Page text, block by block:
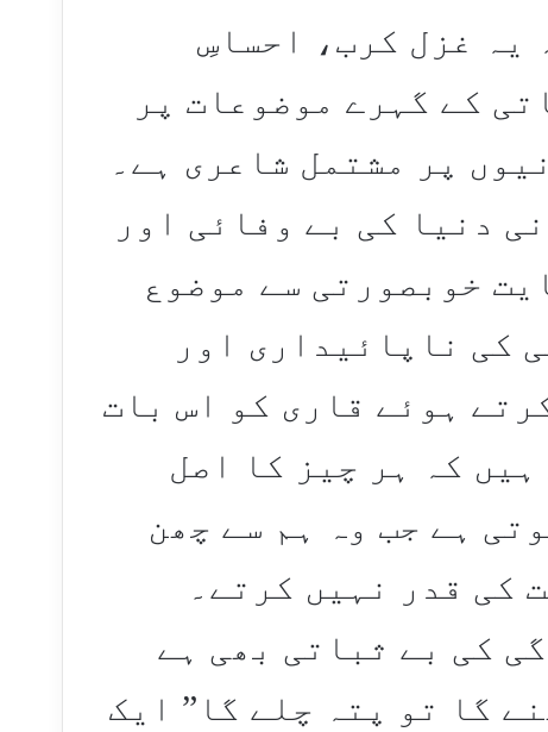
یہ غزل کرب، احساسِ
کے گہرے موضوعات پر
پر مشتمل شاعری ہے۔
دنیا کی بے وفائی اور
خوبصورتی سے موضوع
کی ناپائیداری اور
ہوئے قاری کو اس بات
کہ ہر چیز کا اصل
ہے جب وہ ہم سے چھن
کی قدر نہیں کرتے۔
کی بے ثباتی بھی ہے
گا تو پتہ چلے گا” ایک